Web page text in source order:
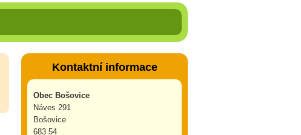
Kontaktní informace
Obec Bošovice
Náves 291
Bošovice
683 54